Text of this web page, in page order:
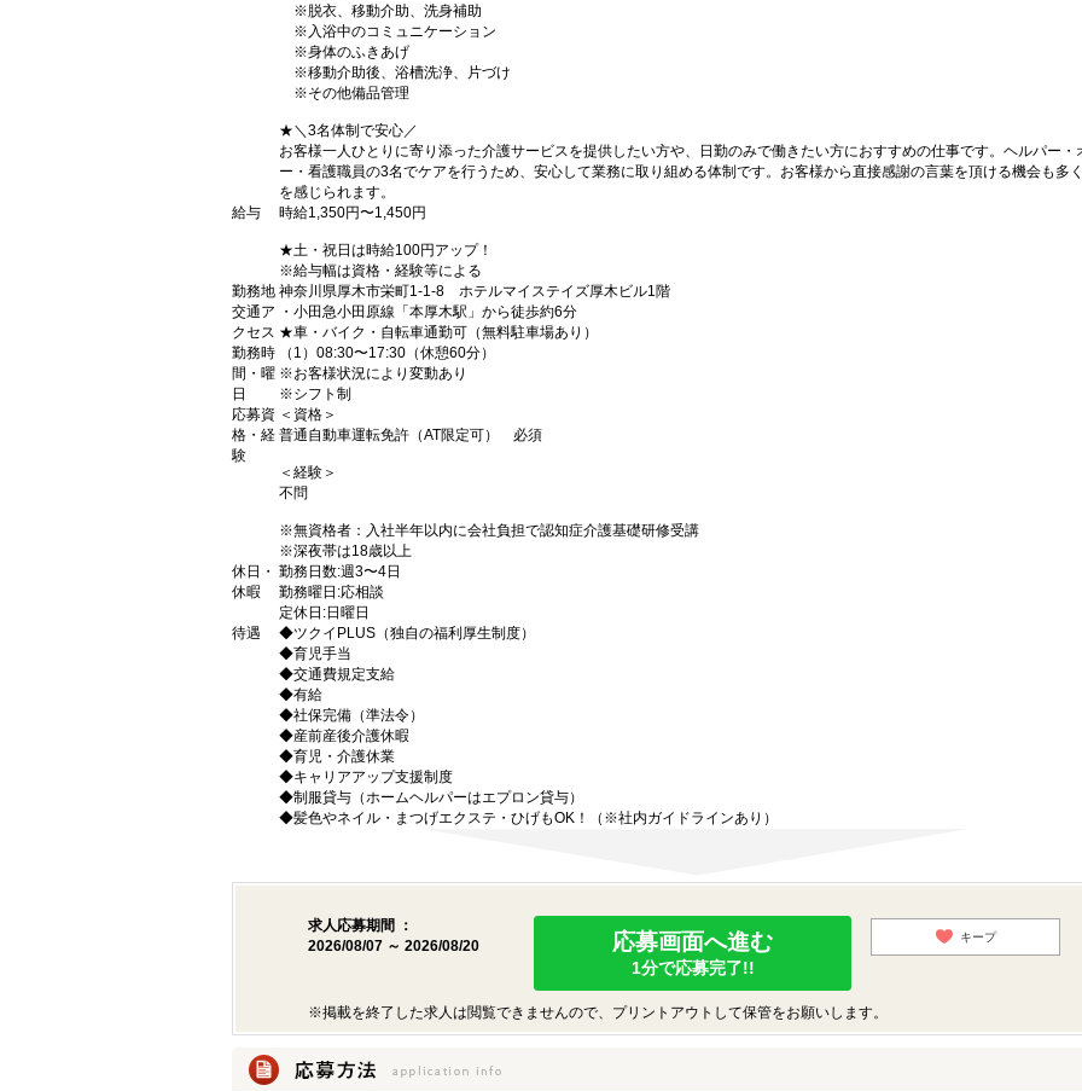
※脱衣、移動介助、洗身補助
※入浴中のコミュニケーション
※身体のふきあげ
※移動介助後、浴槽洗浄、片づけ
※その他備品管理
★＼3名体制で安心／
お客様一人ひとりに寄り添った介護サービスを提供したい方や、日勤のみで働きたい方におすすめの仕事です。ヘルパー・
ー・看護職員の3名でケアを行うため、安心して業務に取り組める体制です。お客様から直接感謝の言葉を頂ける機会も多
を感じられます。
給与
時給1,350円〜1,450円
★土・祝日は時給100円アップ！
※給与幅は資格・経験等による
勤務地 神奈川県厚木市栄町1-1-8 ホテルマイステイズ厚木ビル1階
交通ア
クセス
・小田急小田原線「本厚木駅」から徒歩約6分
★車・バイク・自転車通勤可（無料駐車場あり）
勤務時
間・曜
日
（1）08:30〜17:30（休憩60分）
※お客様状況により変動あり
※シフト制
応募資
格・経
験
＜資格＞
普通自動車運転免許（AT限定可） 必須
＜経験＞
不問
※無資格者：入社半年以内に会社負担で認知症介護基礎研修受講
※深夜帯は18歳以上
休日・
休暇
勤務日数:週3〜4日
勤務曜日:応相談
定休日:日曜日
待遇
◆ツクイPLUS（独自の福利厚生制度）
◆育児手当
◆交通費規定支給
◆有給
◆社保完備（準法令）
◆産前産後介護休暇
◆育児・介護休業
◆キャリアアップ支援制度
◆制服貸与（ホームヘルパーはエプロン貸与）
◆髪色やネイル・まつげエクステ・ひげもOK！（※社内ガイドラインあり）
求人応募期間 ：
2026/08/07 ～ 2026/08/20
応募画面へ進む
1分で応募完了!!
キープ
※掲載を終了した求人は閲覧できませんので、プリントアウトして保管をお願いします。